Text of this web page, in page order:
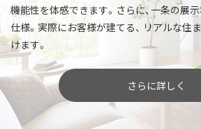
機能性を体感できます。さらに、一条の展示
仕様。実際にお客様が建てる、 リアルな住
けます。
さらに詳しく